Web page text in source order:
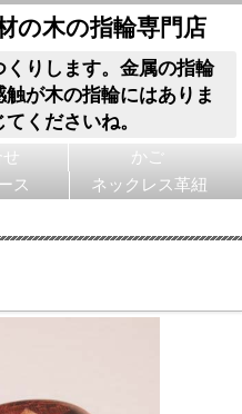
の木の指輪専門店
りします。金属の指輪
が木の指輪にはありま
くださいね。
せ
かご
ス ネックレス革紐